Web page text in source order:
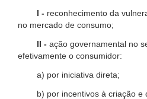
I - reconhecimento da
no mercado de consumo;
II - ação governamental no
efetivamente o consumidor:
a) por iniciativa direta;
b) por incentivos à criação e